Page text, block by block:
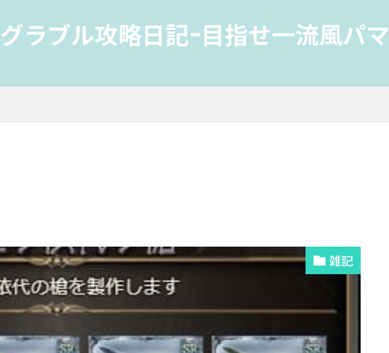
グラブル攻略日記-目指せ一流風パ
雑記